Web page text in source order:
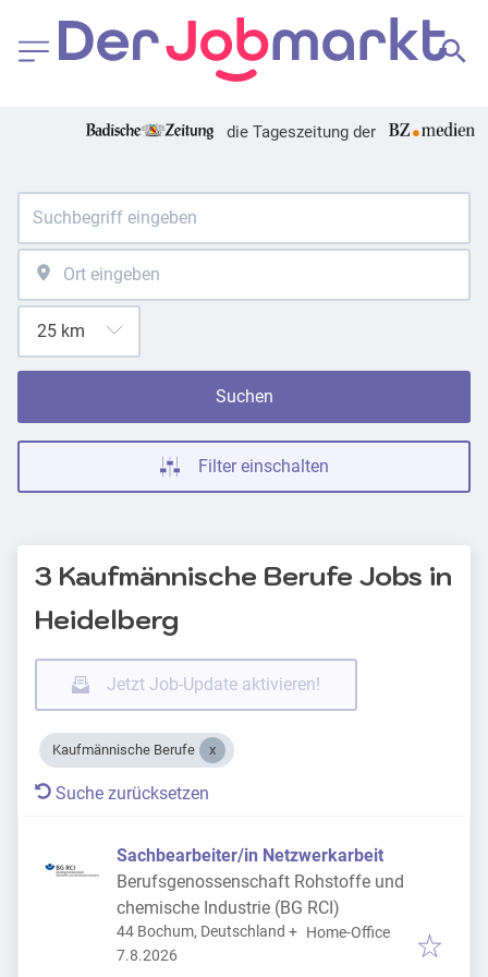
die Tageszeitung der
Suchen
Filter einschalten
3 Kaufmännische Berufe Jobs in
Heidelberg
Jetzt Job-Update aktivieren!
Kaufmännische Berufe
Suche zurücksetzen
Sachbearbeiter/in Netzwerkarbeit
Berufsgenossenschaft Rohstoffe und
chemische Industrie (BG RCI)
44 Bochum, Deutschland + Home-Office
Veröffentlicht
7.8.2026